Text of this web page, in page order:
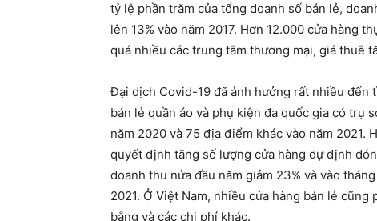
tỷ lệ phần trăm của tổng doanh số bán lẻ,
lên 13% vào năm 2017. Hơn 12.000 cửa hàng
quá nhiều các trung tâm thương mại, giá thuê
Đại dịch Covid-19 đã ảnh hưởng rất nhiều đến
bán lẻ quần áo và phụ kiện đa quốc gia có trụ
năm 2020 và 75 địa điểm khác vào năm 2021.
quyết định tăng số lượng cửa hàng dự định
doanh thu nửa đầu năm giảm 23% và vào
2021. Ở Việt Nam, nhiều cửa hàng bán lẻ
bằng và các chi phí khác.